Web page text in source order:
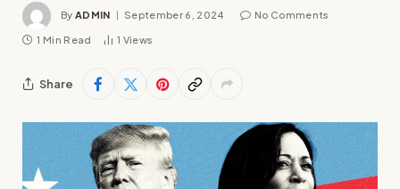
By ADMIN September 6, 2024 No Comments
1 Min Read 1 Views
Share